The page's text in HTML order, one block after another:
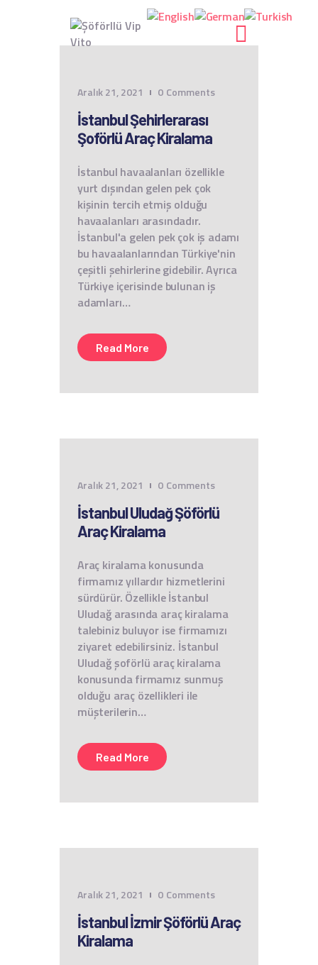
HAKKIMIZDA
HIZMETLER
BLOG
GALERI
İLETIŞIM
Aralık 21, 2021 0 Comments
İstanbul Şehirlerarası
Şoförlü Araç Kiralama
İstanbul havaalanları özellikle
yurt dışından gelen pek çok
kişinin tercih etmiş olduğu
havaalanları arasındadır.
İstanbul'a gelen pek çok iş adamı
bu havaalanlarından Türkiye'nin
çeşitli şehirlerine gidebilir. Ayrıca
Türkiye içerisinde bulunan iş
adamları…
Read More
Aralık 21, 2021 0 Comments
İstanbul Uludağ Şöförlü
Araç Kiralama
Araç kiralama konusunda
firmamız yıllardır hizmetlerini
sürdürür. Özellikle İstanbul
Uludağ arasında araç kiralama
talebiniz buluyor ise firmamızı
ziyaret edebilirsiniz. İstanbul
Uludağ şoförlü araç kiralama
konusunda firmamız sunmuş
olduğu araç özellikleri ile
müşterilerin…
Read More
Aralık 21, 2021 0 Comments
İstanbul İzmir Şöförlü Araç
Kiralama